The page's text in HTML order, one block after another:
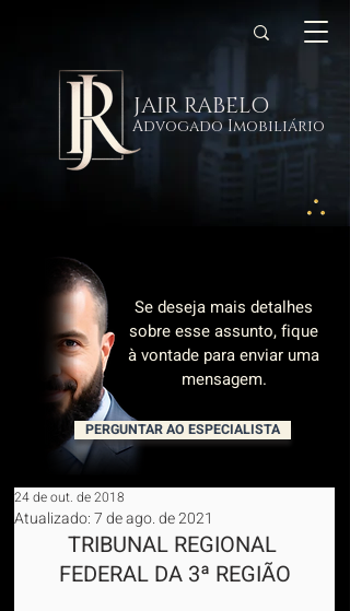
JAIR RABELO
Advogado Imobiliário
Se deseja mais detalhes
sobre esse assunto, fique
à vontade para enviar uma
mensagem.
PERGUNTAR AO ESPECIALISTA
24 de out. de 2018
Atualizado:7 de ago. de 2021
TRIBUNAL REGIONAL
FEDERAL DA 3ª REGIÃO